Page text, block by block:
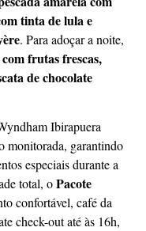
tinta de lula e
. Para adoçar a noite,
frutas frescas,
de chocolate
Ibirapuera
monitorada, garantindo
especiais durante a
total, oPacote
confortável, café da
check-out até às 16h,